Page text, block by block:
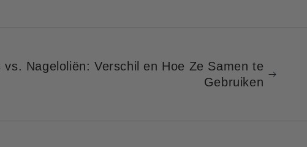
vs. Nageloliën: Verschil en Hoe Ze Samen te
Gebruiken